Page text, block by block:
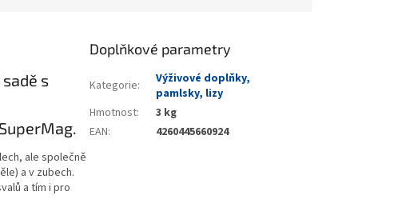
s
ale společně
a v zubech.
a tím i pro
Doplňkové parametry
Kategorie:
Výživové doplňky,
pamlsky, lizy
Hmotnost:
3 kg
EAN: 4260445660924